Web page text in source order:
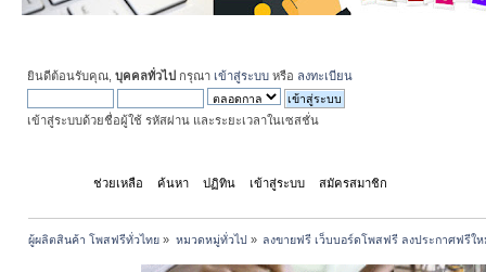
ยินดีต้อนรับคุณ, บุคคลทั่วไป กรุณา เข้าสู่ระบบ หรือ ลงทะเบียน
เข้าสู่ระบบด้วยชื่อผู้ใช้ รหัสผ่าน และระยะเวลาในเซสชั่น
ช่วยเหลือ ค้นหา ปฏิทิน เข้าสู่ระบบ สมัครสมาชิก
ผู้ผลิตสินค้า โพสฟรีทั่วไทย » หมวดหมู่ทั่วไป» ลงขายฟรี เว็บบอร์ดโพสฟรี ลงประกาศฟรีให